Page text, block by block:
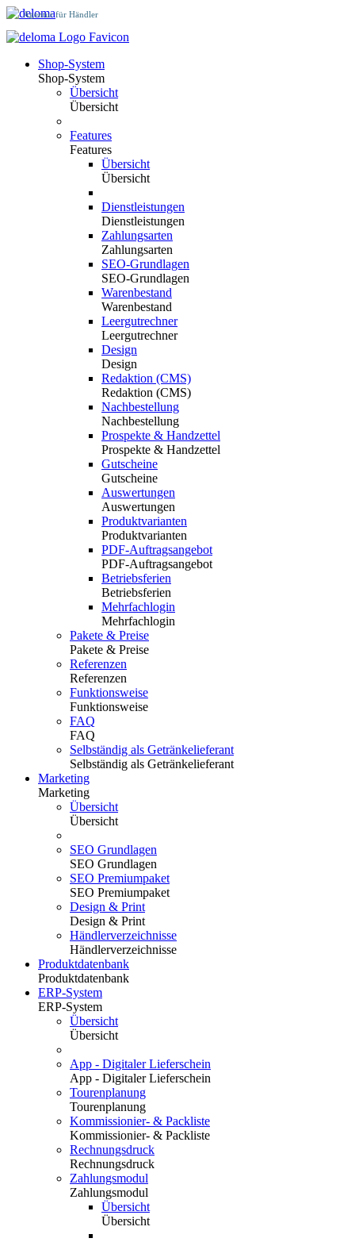
Agentur für Händler
Shop-System
Shop-System
Übersicht
Übersicht
Features
Features
Übersicht
Übersicht
Dienstleistungen
Dienstleistungen
Zahlungsarten
Zahlungsarten
SEO-Grundlagen
SEO-Grundlagen
Warenbestand
Warenbestand
Leergutrechner
Leergutrechner
Design
Design
Redaktion (CMS)
Redaktion (CMS)
Nachbestellung
Nachbestellung
Prospekte & Handzettel
Prospekte & Handzettel
Gutscheine
Gutscheine
Auswertungen
Auswertungen
Produktvarianten
Produktvarianten
PDF-Auftragsangebot
PDF-Auftragsangebot
Betriebsferien
Betriebsferien
Mehrfachlogin
Mehrfachlogin
Pakete & Preise
Pakete & Preise
Referenzen
Referenzen
Funktionsweise
Funktionsweise
FAQ
FAQ
Selbständig als Getränkelieferant
Selbständig als Getränkelieferant
Marketing
Marketing
Übersicht
Übersicht
SEO Grundlagen
SEO Grundlagen
SEO Premiumpaket
SEO Premiumpaket
Design & Print
Design & Print
Händlerverzeichnisse
Händlerverzeichnisse
Produktdatenbank
Produktdatenbank
ERP-System
ERP-System
Übersicht
Übersicht
App - Digitaler Lieferschein
App - Digitaler Lieferschein
Tourenplanung
Tourenplanung
Kommissionier- & Packliste
Kommissionier- & Packliste
Rechnungsdruck
Rechnungsdruck
Zahlungsmodul
Zahlungsmodul
Übersicht
Übersicht